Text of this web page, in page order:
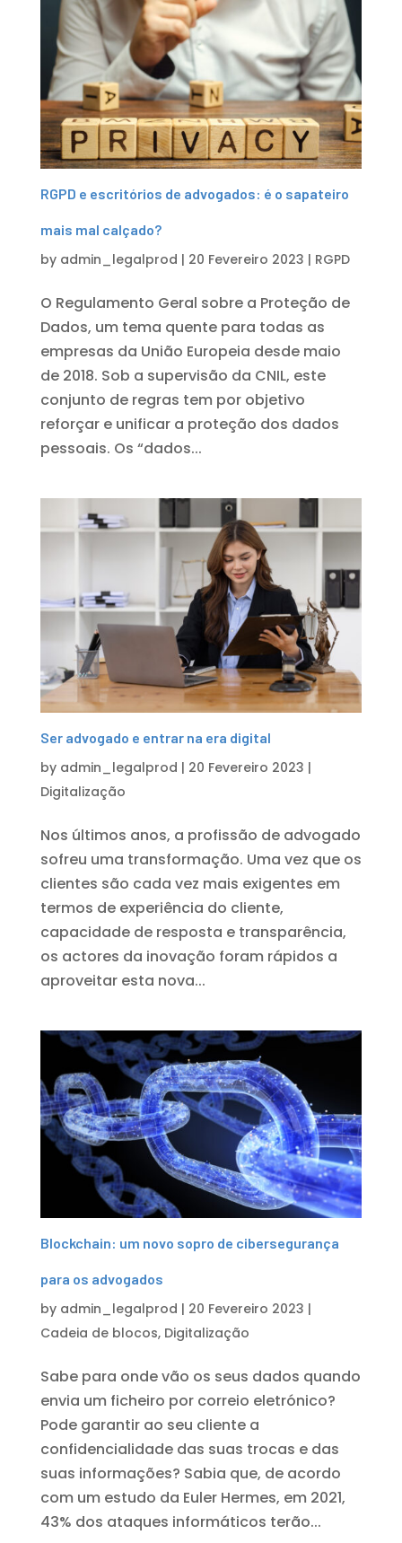
RGPD e escritórios de advogados: é o sapateiro
mais mal calçado?
by admin_legalprod | 20 Fevereiro 2023 | RGPD
O Regulamento Geral sobre a Proteção de
Dados, um tema quente para todas as
empresas da União Europeia desde maio
de 2018. Sob a supervisão da CNIL, este
conjunto de regras tem por objetivo
reforçar e unificar a proteção dos dados
pessoais. Os “dados...
Ser advogado e entrar na era digital
by admin_legalprod | 20 Fevereiro 2023 |
Digitalização
Nos últimos anos, a profissão de advogado
sofreu uma transformação. Uma vez que os
clientes são cada vez mais exigentes em
termos de experiência do cliente,
capacidade de resposta e transparência,
os actores da inovação foram rápidos a
aproveitar esta nova...
Blockchain: um novo sopro de cibersegurança
para os advogados
by admin_legalprod | 20 Fevereiro 2023 |
Cadeia de blocos, Digitalização
Sabe para onde vão os seus dados quando
envia um ficheiro por correio eletrónico?
Pode garantir ao seu cliente a
confidencialidade das suas trocas e das
suas informações? Sabia que, de acordo
com um estudo da Euler Hermes, em 2021,
43% dos ataques informáticos terão...